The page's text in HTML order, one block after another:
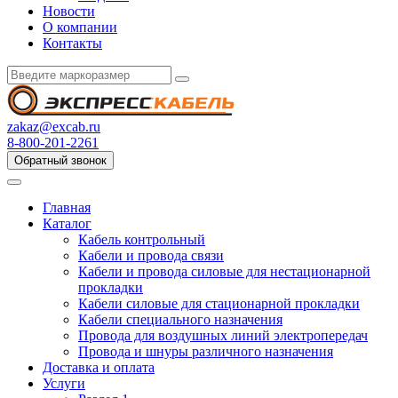
Новости
О компании
Контакты
zakaz@excab.ru
8-800-201-2261
Обратный звонок
Главная
Каталог
Кабель контрольный
Кабели и провода связи
Кабели и провода силовые для нестационарной
прокладки
Кабели силовые для стационарной прокладки
Кабели специального назначения
Провода для воздушных линий электропередач
Провода и шнуры различного назначения
Доставка и оплата
Услуги